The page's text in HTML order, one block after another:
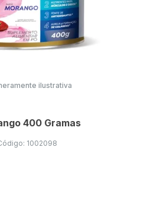
ilustrativa
400 Gramas
1002098